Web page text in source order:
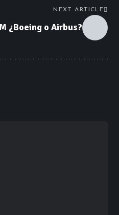
NEXT ARTICLE
¿Boeing o Airbus?